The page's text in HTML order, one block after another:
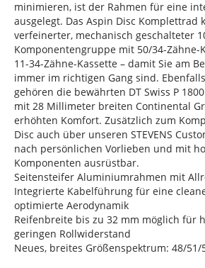
minimieren, ist der Rahmen für eine
ausgelegt. Das Aspin Disc Komplettrad
verfeinerter, mechanisch geschalteter
Komponentengruppe mit 50/34-Zähne-
11-34-Zähne-Kassette – damit Sie am
immer im richtigen Gang sind.
gehören die bewährten DT Swiss P
mit 28 Millimeter breiten Continental
erhöhten Komfort. Zusätzlich zum
Disc auch über unseren STEVENS
nach persönlichen Vorlieben und mit
Komponenten ausrüstbar.
Seitensteifer Aluminiumrahmen mit
Integrierte Kabelführung für eine
optimierte Aerodynamik
Reifenbreite bis zu 32 mm möglich für
geringen Rollwiderstand
Neues, breites Größenspektrum: 48/51/